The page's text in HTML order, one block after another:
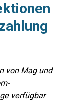
von Mag und
verfügbar